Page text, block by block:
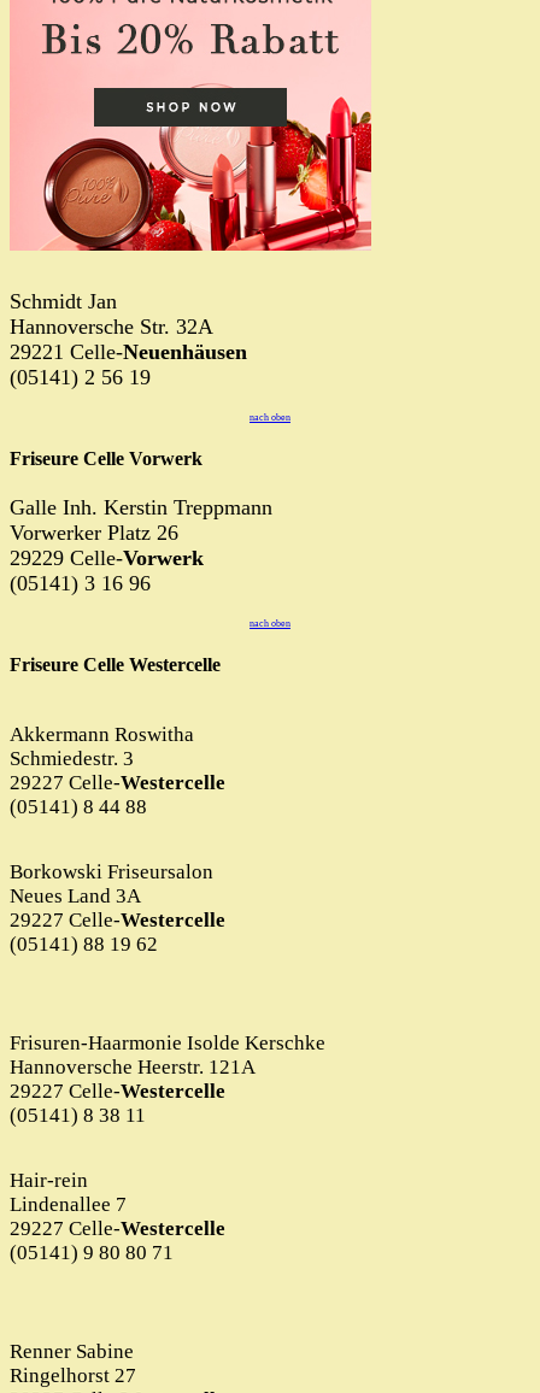
Schmidt Jan
Hannoversche Str. 32A
29221 Celle-Neuenhäusen
(05141) 2 56 19
nach oben
Friseure Celle Vorwerk
Galle Inh. Kerstin Treppmann
Vorwerker Platz 26
29229 Celle-Vorwerk
(05141) 3 16 96
nach oben
Friseure Celle Westercelle
Akkermann Roswitha
Schmiedestr. 3
29227 Celle-Westercelle
(05141) 8 44 88
Borkowski Friseursalon
Neues Land 3A
29227 Celle-Westercelle
(05141) 88 19 62
Frisuren-Haarmonie Isolde Kerschke
Hannoversche Heerstr. 121A
29227 Celle-Westercelle
(05141) 8 38 11
Hair-rein
Lindenallee 7
29227 Celle-Westercelle
(05141) 9 80 80 71
Renner Sabine
Ringelhorst 27